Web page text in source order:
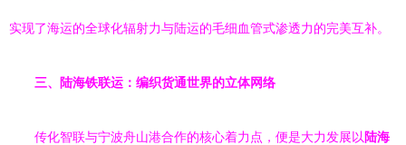
实现了海运的全球化辐射力与陆运的毛细血管式渗透力的完美互补。
三、陆海铁联运：编织货通世界的立体网络
传化智联与宁波舟山港合作的核心着力点，便是大力发展以 陆海